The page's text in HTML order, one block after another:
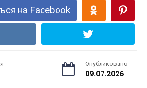
на Facebook
Опубликовано
09.07.2026